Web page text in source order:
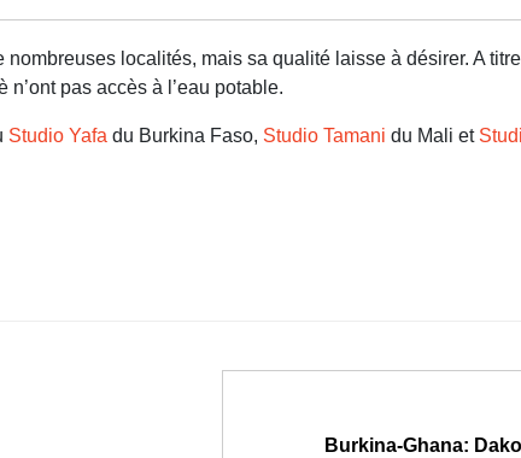
localités, mais sa qualité laisse à désirer. A
pas accès à l’eau potable.
Studio Yafa du Burkina Faso, Studio Tamani du Mali et
Burkina-Ghana: